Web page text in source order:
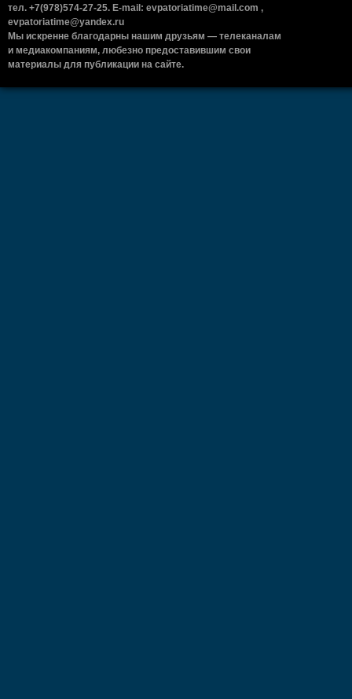
тел. +7(978)574-27-25. E-mail: evpatoriatime@mail.com ,
evpatoriatime@yandex.ru
Мы искренне благодарны нашим друзьям — телеканалам
и медиакомпаниям, любезно предоставившим свои
материалы для публикации на сайте.